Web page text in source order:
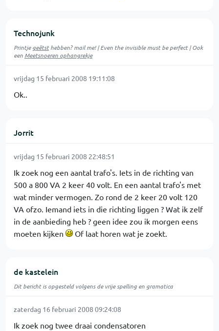
Technojunk
Printjegeëtsthebben? mail me! | Even the invisible must be perfect | Ook
een Meetsnoeren ophangrekje
vrijdag 15 februari 2008 19:11:08
Ok..
Jorrit
vrijdag 15 februari 2008 22:48:51
Ik zoek nog een aantal trafo's. Iets in de richting van
500 a 800 VA 2 keer 40 volt. En een aantal trafo's met
wat minder vermogen. Zo rond de 2 keer 20 volt 120
VA ofzo. Iemand iets in die richting liggen ? Wat ik zelf
in de aanbieding heb ? geen idee zou ik morgen eens
moeten kijken
Of laat horen wat je zoekt.
de kastelein
Dit bericht is opgesteld volgens de vrije spelling en gramatica
zaterdag 16 februari 2008 09:24:08
Ik zoek nog twee draai condensatoren